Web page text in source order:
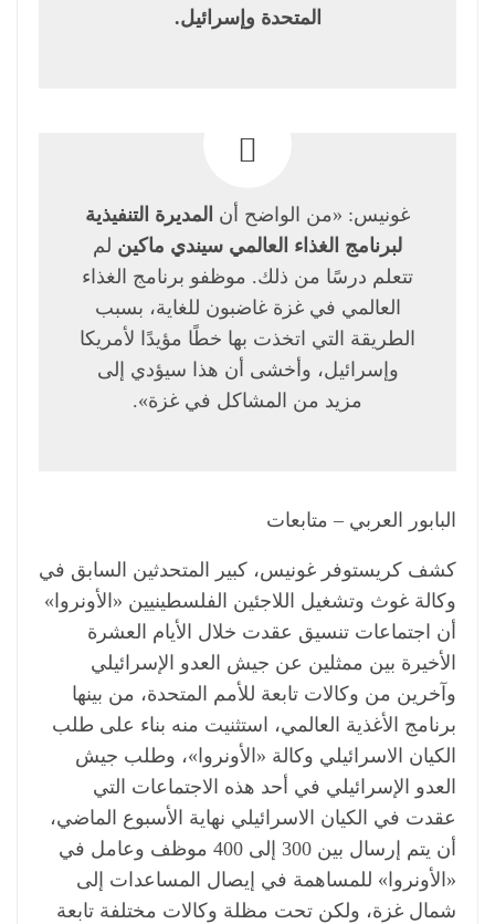
المتحدة وإسرائيل.
غونيس: «من الواضح أن المديرة التنفيذية
لبرنامج الغذاء العالمي سيندي ماكين لم
تتعلم درسًا من ذلك. موظفو برنامج الغذاء
العالمي في غزة غاضبون للغاية، بسبب
الطريقة التي اتخذت بها خطًا مؤيدًا لأمريكا
وإسرائيل، وأخشى أن هذا سيؤدي إلى
مزيد من المشاكل في غزة».
البابور العربي – متابعات
كشف كريستوفر غونيس، كبير المتحدثين السابق في
وكالة غوث وتشغيل اللاجئين الفلسطينيين «الأونروا»
أن اجتماعات تنسيق عقدت خلال الأيام العشرة
الأخيرة بين ممثلين عن جيش العدو الإسرائيلي
وآخرين من وكالات تابعة للأمم المتحدة، من بينها
برنامج الأغذية العالمي، استثنيت منه بناء على طلب
الكيان الاسرائيلي وكالة «الأونروا»، وطلب جيش
العدو الإسرائيلي في أحد هذه الاجتماعات التي
عقدت في الكيان الاسرائيلي نهاية الأسبوع الماضي،
أن يتم إرسال بين 300 إلى 400 موظف وعامل في
«الأونروا» للمساهمة في إيصال المساعدات إلى
شمال غزة، ولكن تحت مظلة وكالات مختلفة تابعة